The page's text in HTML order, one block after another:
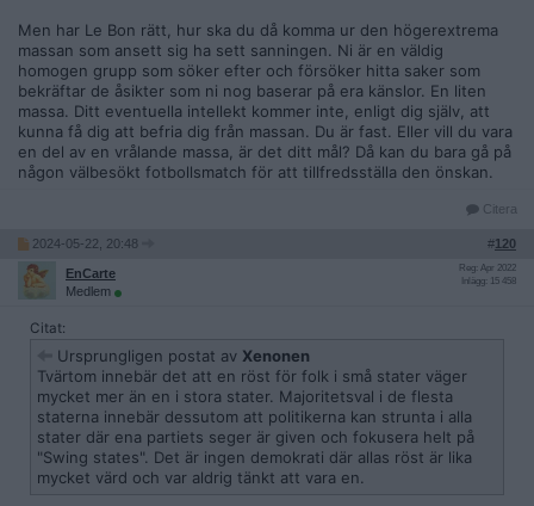
Men har Le Bon rätt, hur ska du då komma ur den högerextrema
massan som ansett sig ha sett sanningen. Ni är en väldig
homogen grupp som söker efter och försöker hitta saker som
bekräftar de åsikter som ni nog baserar på era känslor. En liten
massa. Ditt eventuella intellekt kommer inte, enligt dig själv, att
kunna få dig att befria dig från massan. Du är fast. Eller vill du vara
en del av en vrålande massa, är det ditt mål? Då kan du bara gå på
någon välbesökt fotbollsmatch för att tillfredsställa den önskan.
Citera
2024-05-22, 20:48 #120
EnCarte
Medlem
Reg: Apr 2022
Inlägg: 15 458
Citat:
Ursprungligen postat av Xenonen
Tvärtom innebär det att en röst för folk i små stater väger
mycket mer än en i stora stater. Majoritetsval i de flesta
staterna innebär dessutom att politikerna kan strunta i alla
stater där ena partiets seger är given och fokusera helt på
"Swing states". Det är ingen demokrati där allas röst är lika
mycket värd och var aldrig tänkt att vara en.